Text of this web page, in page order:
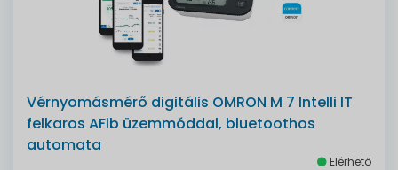
Vérnyomásmérő digitális OMRON M 7 Intelli IT
felkaros AFib üzemmóddal, bluetoothos
automata
Elérhető